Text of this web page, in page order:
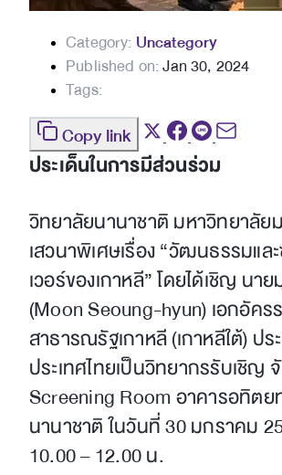
Category: Uncategory
Published on:Jan 30, 2024
Tags:
Copy link
ประเด็นในการมีส่วนร่วม
วิทยาลัยนานาชาติ มหาวิทยาลัย
เสวนาพิเศษเรื่อง “วัฒนธรรมแ
เวอร์ของเกาหลี” โดยได้เชิญ นา
(Moon Seoung-hyun) เอกอัคร
สาธารณรัฐเกาหลี (เกาหลีใต้) ปร
ประเทศไทยเป็นวิทยากรรับเชิญ
Screening Room อาคารอทิต
นานาชาติ ในวันที่ 30 มกราคม
10.00 – 12.00 น.